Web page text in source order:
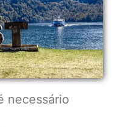
necessário